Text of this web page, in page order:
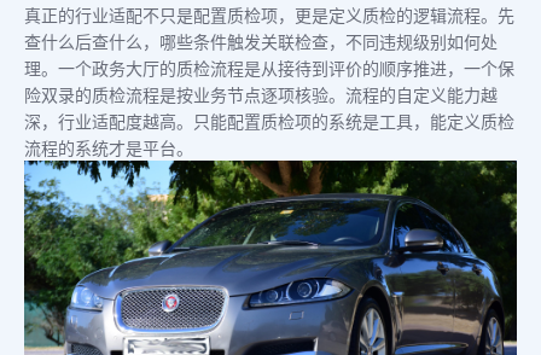
真正的行业适配不只是配置质检项，更是定义质检的逻辑流程。先
查什么后查什么，哪些条件触发关联检查，不同违规级别如何处
理。一个政务大厅的质检流程是从接待到评价的顺序推进，一个保
险双录的质检流程是按业务节点逐项核验。流程的自定义能力越
深，行业适配度越高。只能配置质检项的系统是工具，能定义质检
流程的系统才是平台。